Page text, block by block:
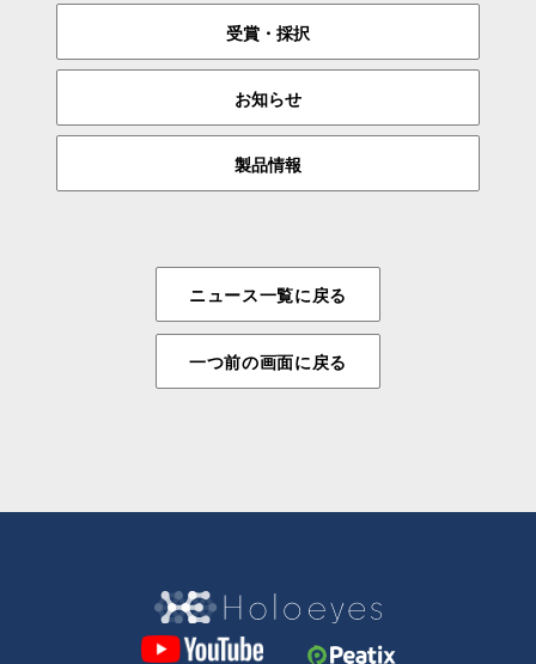
受賞・採択
お知らせ
製品情報
ニュース一覧に戻る
一つ前の画面に戻る